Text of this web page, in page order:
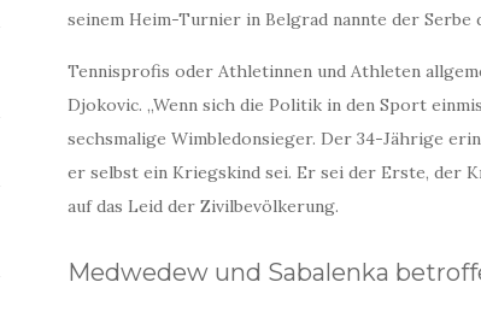
seinem Heim-Turnier in Belgrad nannte der Serbe
Tennisprofis oder Athletinnen und Athleten
Djokovic. „Wenn sich die Politik in den Sport
sechsmalige Wimbledonsieger. Der 34-Jährige
er selbst ein Kriegskind sei. Er sei der Erste, der
auf das Leid der Zivilbevölkerung.
Medwedew und Sabalenka